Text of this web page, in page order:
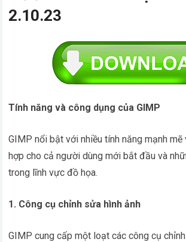
2.10.23
Tính năng và công dụng của GIMP
GIMP nổi bật với nhiều tính năng mạnh mẽ
hợp cho cả người dùng mới bắt đầu và
trong lĩnh vực đồ họa.
1. Công cụ chỉnh sửa hình ảnh
GIMP cung cấp một loạt các công cụ